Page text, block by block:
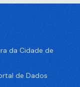
da Cidade de
de Dados